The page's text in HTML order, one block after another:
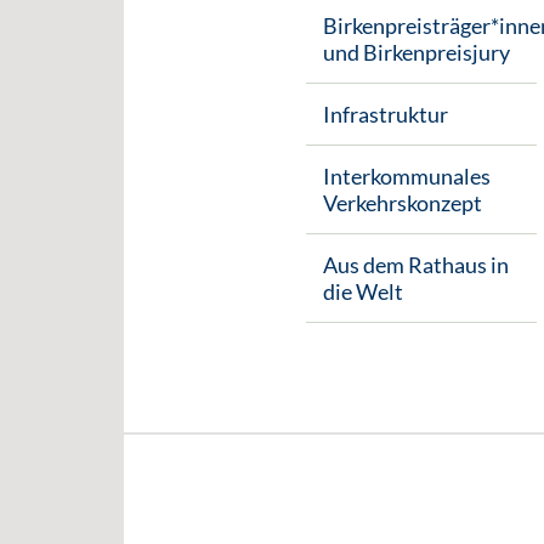
und Birkenpreisjury
Infrastruktur
Interkommunales
Verkehrskonzept
Aus dem Rathaus in
die Welt